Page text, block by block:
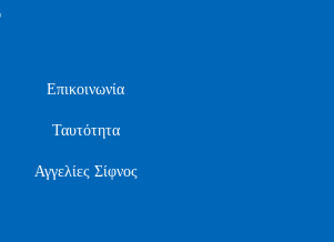
Επικοινωνία
Ταυτότητα
Αγγελίες Σίφνος